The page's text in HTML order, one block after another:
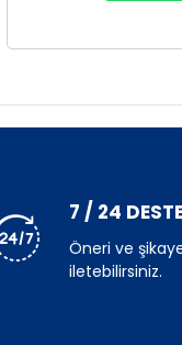
7 / 24
Öneri ve
iletebilirsiniz.